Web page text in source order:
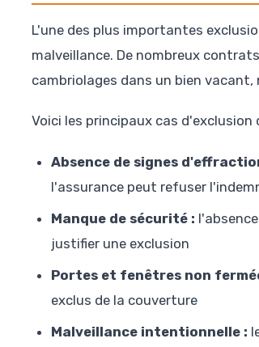
L'une des plus importantes
malveillance. De nombreux
cambriolages dans un bien
Voici les principaux cas d'exclusion
Absence de signes
l'assurance peut refuser
Manque de sécurité :
justifier une exclusion
Portes et fenêtres non
exclus de la couverture
Malveillance intentionnelle :